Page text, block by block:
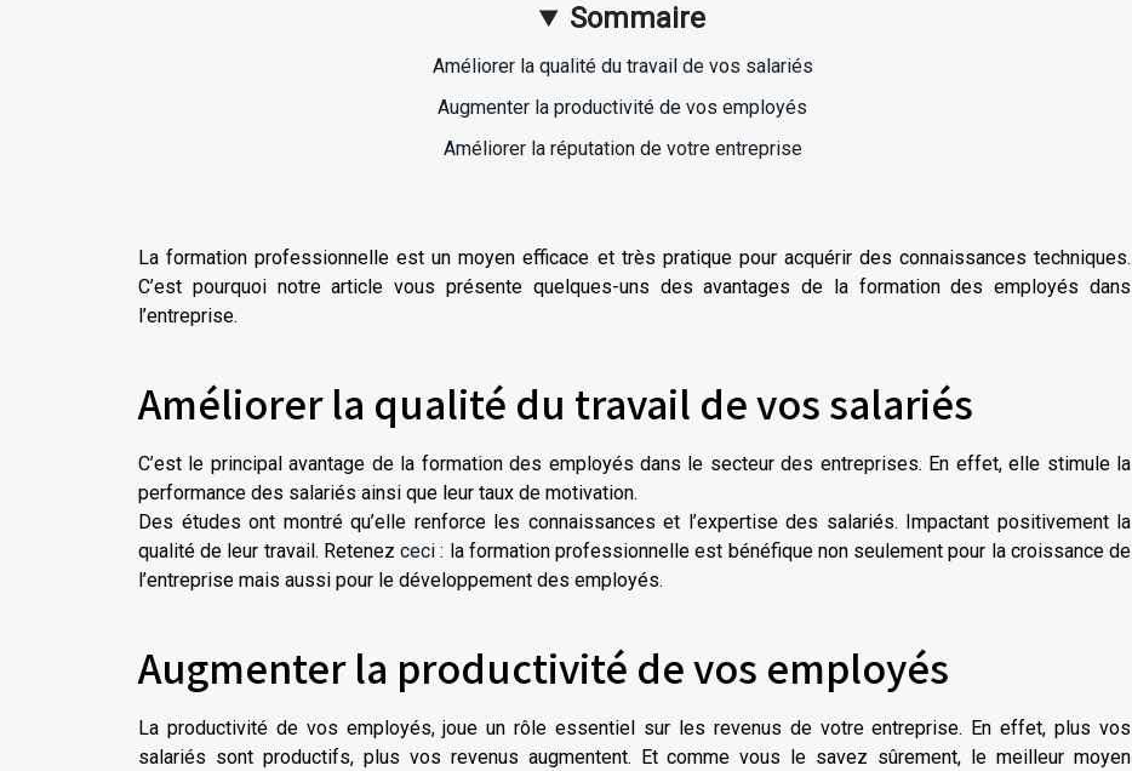
Sommaire
Améliorer la qualité du travail de vos salariés
Augmenter la productivité de vos employés
Améliorer la réputation de votre entreprise
La formation professionnelle est un moyen efficace et très pratique pour acquérir des connaissances techniques.
C’est pourquoi notre article vous présente quelques-uns des avantages de la formation des employés dans
l’entreprise.
Améliorer la qualité du travail de vos salariés
C’est le principal avantage de la formation des employés dans le secteur des entreprises. En effet, elle stimule la
performance des salariés ainsi que leur taux de motivation.
Des études ont montré qu’elle renforce les connaissances et l’expertise des salariés. Impactant positivement la
qualité de leur travail. Retenezceci : la formation professionnelle est bénéfique non seulement pour la croissance de
l’entreprise mais aussi pour le développement des employés.
Augmenter la productivité de vos employés
La productivité de vos employés, joue un rôle essentiel sur les revenus de votre entreprise. En effet, plus vos
salariés sont productifs, plus vos revenus augmentent. Et comme vous le savez sûrement, le meilleur moyen